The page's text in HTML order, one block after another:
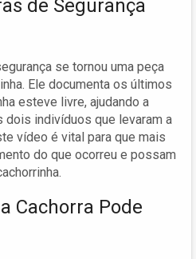
de Segurança
se tornou uma peça
Ele documenta os últimos
esteve livre, ajudando a
indivíduos que levaram a
vídeo é vital para que mais
do que ocorreu e possam
Cachorra Pode